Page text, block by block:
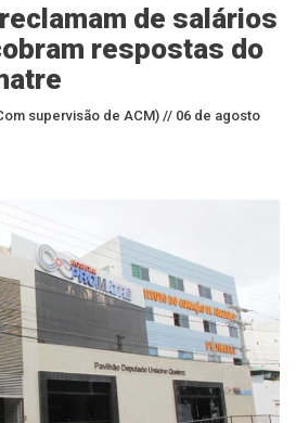
de salários
respostas do
supervisão de ACM) // 06 de agosto